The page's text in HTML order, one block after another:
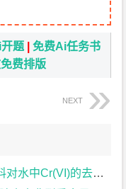
题 |免费Ai任务书
费排版
NEXT
的去除性能研究文献综述